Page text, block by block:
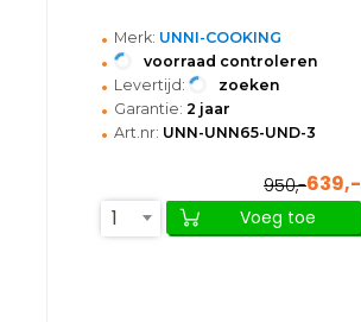
• Merk: UNNI-COOKING
• voorraad controleren
• Levertijd: zoeken
• Garantie: 2 jaar
• Art.nr: UNN-UNN65-UND-3
950,-639,-
1
Voeg toe